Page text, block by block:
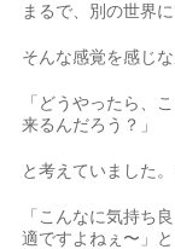
まるで、別の世界
そんな感覚を感じな
「どうやったら、
来るんだろう？」
と考えていました
「こんなに気持ち
適ですよねぇ〜」と